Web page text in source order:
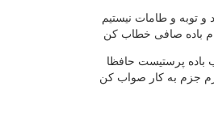
و توبه و طامات نیستیم
باده صافی خطاب کن
باده پرستیست حافظا
جزم به کار صواب کن